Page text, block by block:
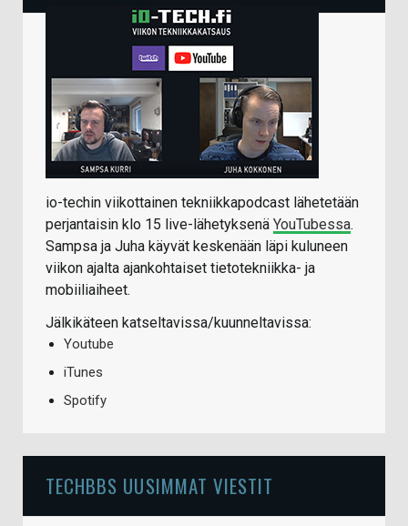
io-techin viikottainen tekniikkapodcast lähetetään
perjantaisin klo 15 live-lähetyksenä YouTubessa.
Sampsa ja Juha käyvät keskenään läpi kuluneen
viikon ajalta ajankohtaiset tietotekniikka- ja
mobiiliaiheet.
Jälkikäteen katseltavissa/kuunneltavissa:
Youtube
iTunes
Spotify
TECHBBS UUSIMMAT VIESTIT